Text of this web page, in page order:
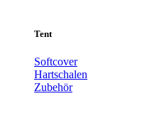
Tent
Softcover
Hartschalen
Zubehör